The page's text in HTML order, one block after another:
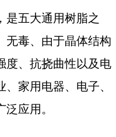
是五大通用树脂之
无毒、由于晶体结构
度、抗挠曲性以及电
家用电器、电子、
应用。